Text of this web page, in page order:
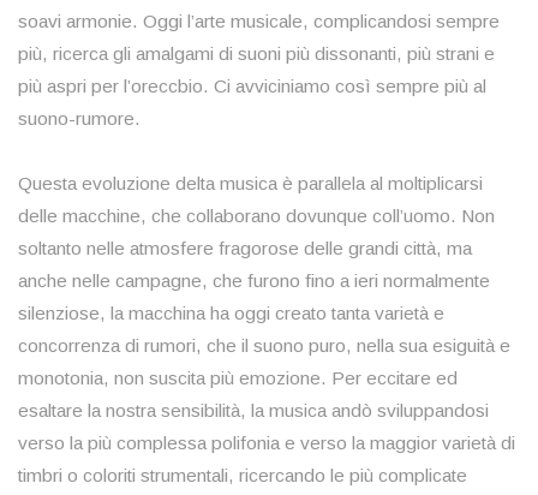
soavi armonie. Oggi l’arte musicale, complicandosi sempre
più, ricerca gli amalgami di suoni più dissonanti, più strani e
più aspri per l’oreccbio. Ci avviciniamo così sempre più al
suono-rumore.
Questa evoluzione delta musica è parallela al moltiplicarsi
delle macchine, che collaborano dovunque coll’uomo. Non
soltanto nelle atmosfere fragorose delle grandi città, ma
anche nelle campagne, che furono fino a ieri normalmente
silenziose, la macchina ha oggi creato tanta varietà e
concorrenza di rumori, che il suono puro, nella sua esiguità e
monotonia, non suscita più emozione. Per eccitare ed
esaltare la nostra sensibilità, la musica andò sviluppandosi
verso la più complessa polifonia e verso la maggior varietà di
timbri o coloriti strumentali, ricercando le più complicate